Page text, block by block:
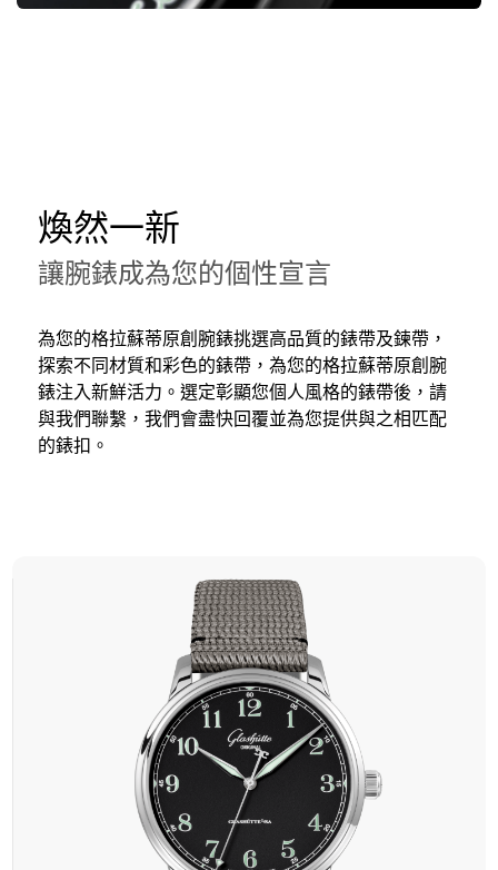
煥然一新
讓腕錶成為您的個性宣言
為您的格拉蘇蒂原創腕錶挑選高品質的錶帶及鍊帶，
探索不同材質和彩色的錶帶，為您的格拉蘇蒂原創腕
錶注入新鮮活力。選定彰顯您個人風格的錶帶後，請
與我們聯繫，我們會盡快回覆並為您提供與之相匹配
的錶扣。